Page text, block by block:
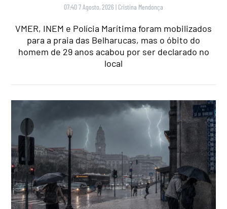
07:40 7 Agosto, 2026 | Cristina Mendonça
VMER, INEM e Polícia Marítima foram mobilizados
para a praia das Belharucas, mas o óbito do
homem de 29 anos acabou por ser declarado no
local